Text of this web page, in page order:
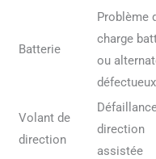
Batterie
Problème
charge
ou
défectueux
Volant de
direction
direction
assistée